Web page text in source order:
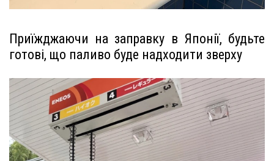
Приїжджаючи на заправку в Японії, будьте
готові, що паливо буде надходити зверху